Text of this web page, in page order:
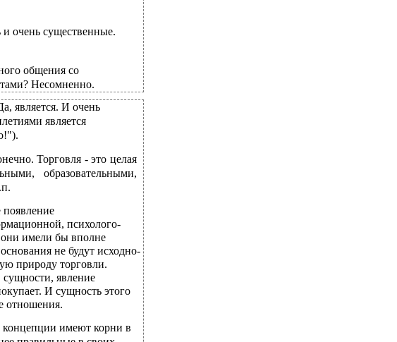
очень существенные.
общения со
Несомненно.
является. И очень
является
Торговля - это целая
образовательными,
появление
психолого-
они имели бы вполне
не будут исходно-
природу торговли.
сущности, явление
И сущность этого
отношения.
имеют корни в